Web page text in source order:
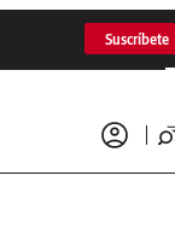
Suscríbete